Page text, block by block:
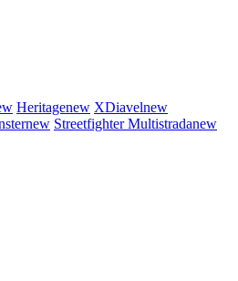
Heritagenew XDiavelnew
new StreetfighterMultistradanew